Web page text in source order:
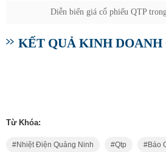
Diễn biến giá cổ phiếu QTP
KẾT QUẢ KINH DOANH
Từ Khóa:
Nhiệt Điện Quảng Ninh Qtp Báo